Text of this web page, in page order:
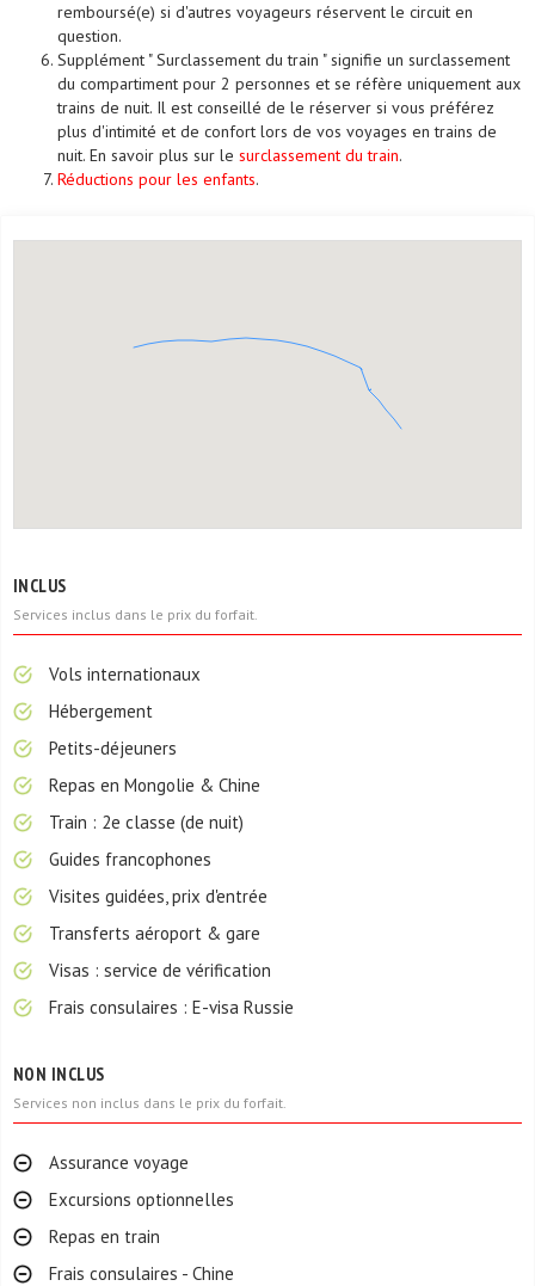
remboursé(e) si d'autres voyageurs réservent le circuit en
question.
Supplément " Surclassement du train " signifie un surclassement
du compartiment pour 2 personnes et se réfère uniquement aux
trains de nuit. Il est conseillé de le réserver si vous préférez
plus d'intimité et de confort lors de vos voyages en trains de
nuit. En savoir plus sur le surclassement du train.
Réductions pour les enfants.
INCLUS
Services inclus dans le prix du forfait.
Vols internationaux
Hébergement
Petits-déjeuners
Repas en Mongolie & Chine
Train : 2e classe (de nuit)
Guides francophones
Visites guidées, prix d'entrée
Transferts aéroport & gare
Visas : service de vérification
Frais consulaires : E-visa Russie
NON INCLUS
Services non inclus dans le prix du forfait.
Assurance voyage
Excursions optionnelles
Repas en train
Frais consulaires - Chine